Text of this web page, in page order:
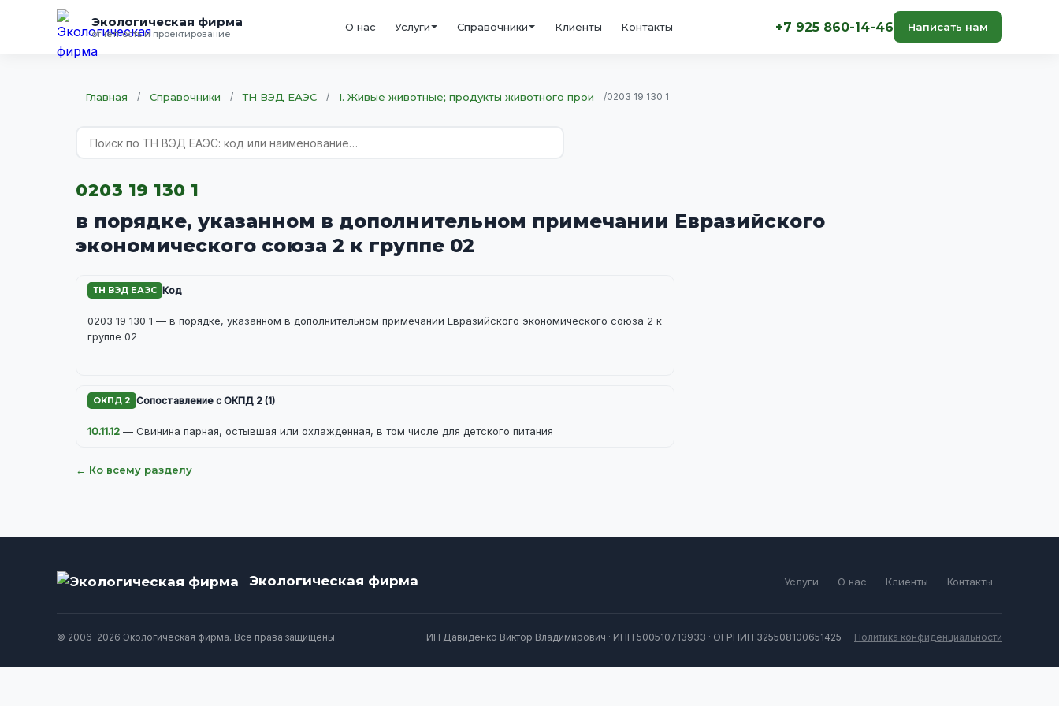
Экологическая фирма
отчётность и проектирование
О нас Услуги Справочники Клиенты Контакты +7 925 860-14-46 Написать нам
Главная / Справочники / ТН ВЭД ЕАЭС / I. Живые животные; продукты животного прои /0203 19 130 1
0203 19 130 1
в порядке, указанном в дополнительном примечании Евразийского
экономического союза 2 к группе 02
ТН ВЭД ЕАЭС Код
0203 19 130 1 — в порядке, указанном в дополнительном примечании Евразийского экономического союза 2 к
группе 02
ОКПД 2 Сопоставление с ОКПД 2 (1)
10.11.12 — Свинина парная, остывшая или охлажденная, в том числе для детского питания
← Ко всему разделу
Экологическая фирма Услуги О нас Клиенты Контакты
© 2006–2026 Экологическая фирма. Все права защищены. ИП Давиденко Виктор Владимирович · ИНН 500510713933 · ОГРНИП 325508100651425 Политика конфиденциальности